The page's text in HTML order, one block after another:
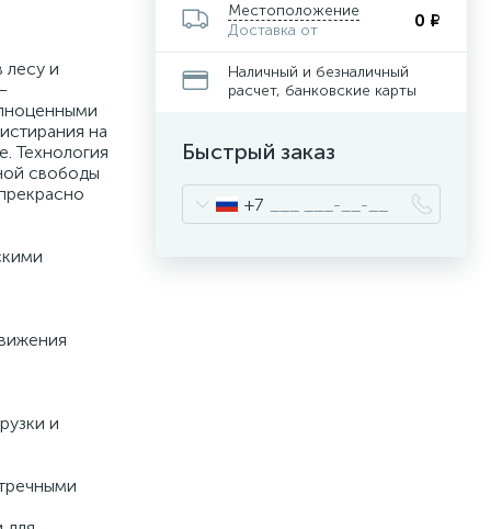
лесу и
на
Технология
свободы
и
Местоположение
Доставка от
0 ₽
Наличный и безналичный
расчет, банковские карты
Быстрый заказ
+7